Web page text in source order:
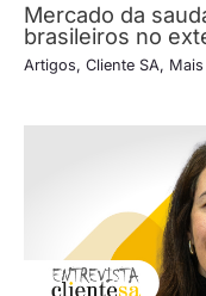
Mercado da
brasileiros no
Artigos, Cliente SA,